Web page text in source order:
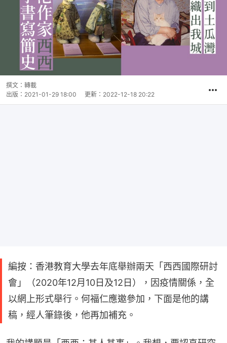
撰文： 轉載
出版： 2021-01-29 18:00 更新： 2022-12-18 20:22
編按：香港教育大學去年底舉辦兩天「西西國際研討
會」（2020年12月10日及12日），因疫情關係，全
以網上形式舉行。何福仁應邀參加，下面是他的講
稿，經人筆錄後，他再加補充。